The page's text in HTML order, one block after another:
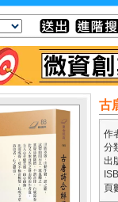
古
作
分
出
頁